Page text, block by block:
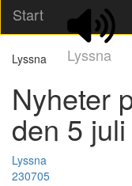
Start
Lyssna
Lyssna
Nyheter
den 5 juli
Lyssna
230705